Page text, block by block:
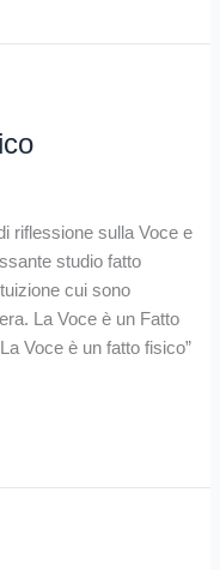
riflessione sulla Voce e
studio fatto
cui sono
La Voce è un Fatto
Voce è un fatto fisico”